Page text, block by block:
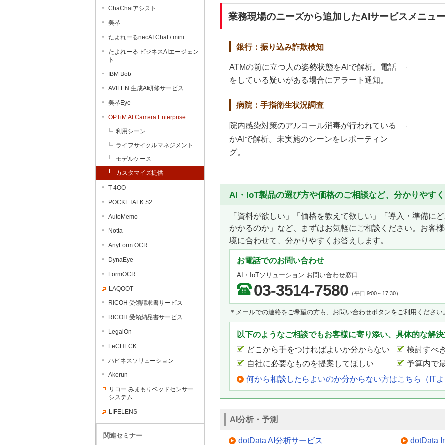
業務現場のニーズから追加したAIサービスメニュ
銀行：振り込み詐欺検知
ATMの前に立つ人の姿勢状態をAIで解析。電話
をしている疑いがある場合にアラート通知。
病院：手指衛生状況調査
院内感染対策のアルコール消毒が行われている
かAIで解析。未実施のシーンをレポーティン
グ。
AI・IoT製品の選び方や価格のご相談など、分かりやす
「資料が欲しい」「価格を教えて欲しい」「導入・準備に
かかるのか」など、まずはお気軽にご相談ください。お客
境に合わせて、分かりやすくお答えします。
お電話でのお問い合わせ
AI・IoTソリューション お問い合わせ窓口
03-3514-7580 （平日 9:00～17:30）
＊メールでの連絡をご希望の方も、お問い合わせボタンをご利用ください
以下のようなご相談でもお客様に寄り添い、具体的な解
どこから手をつければよいか分からない
検討すべ
自社に必要なものを提案してほしい
予算内で
何から相談したらよいのか分からない方はこちら（IT
AI分析・予測
dotData AI分析サービス dotData
ChaChatアシスト
美琴
たよれーるneoAI Chat / mini
たよれーる ビジネスAIエージェン
ト
IBM Bob
AVILEN 生成AI研修サービス
美琴Eye
OPTiM AI Camera Enterprise
利用シーン
ライフサイクルマネジメント
モデルケース
カスタマイズ提供
T-4OO
POCKETALK S2
AutoMemo
Notta
AnyForm OCR
DynaEye
FormOCR
LAQOOT
RICOH 受領請求書サービス
RICOH 受領納品書サービス
LegalOn
LeCHECK
ハピネスソリューション
Akerun
リコー みまもりベッドセンサー
システム
LIFELENS
関連セミナー